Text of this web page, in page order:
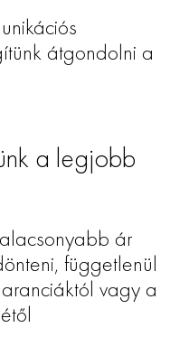
átgondolni a
a legjobb
ár
függetlenül
vagy a